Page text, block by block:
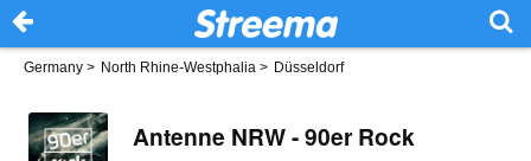
Germany > North Rhine-Westphalia > Düsseldorf
Antenne NRW - 90er Rock